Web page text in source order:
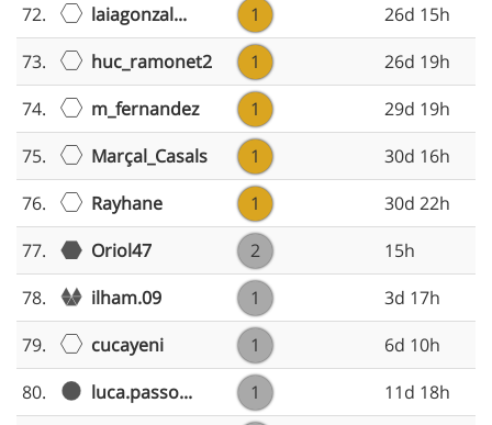
72.
laiagonzal... 1
26d 15h
73.
huc_ramonet2 1
26d 19h
74.
m_fernandez 1
29d 19h
75.
Marçal_Casals 1
30d 16h
76.
Rayhane 1
30d 22h
77.
Oriol47 2
15h
78.
ilham.09 1
3d 17h
79.
cucayeni 1
6d 10h
80.
luca.passo... 1
11d 18h